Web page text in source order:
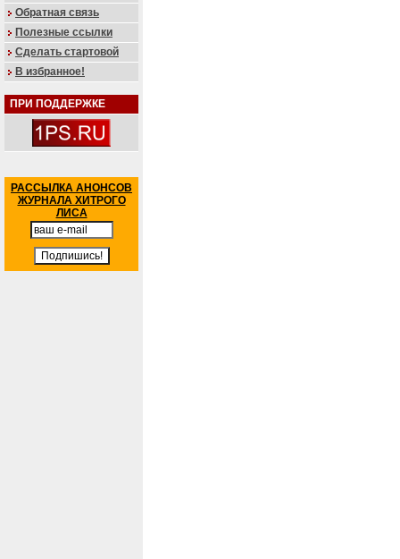
Обратная связь
Полезные ссылки
Сделать стартовой
В избранное!
ПРИ ПОДДЕРЖКЕ
РАССЫЛКА АНОНСОВ
ЖУРНАЛА ХИТРОГО
ЛИСА